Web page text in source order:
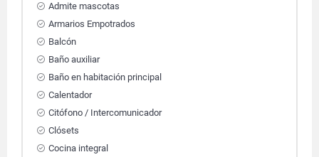
Admite mascotas
Armarios Empotrados
Balcón
Baño auxiliar
Baño en habitación principal
Calentador
Citófono / Intercomunicador
Clósets
Cocina integral